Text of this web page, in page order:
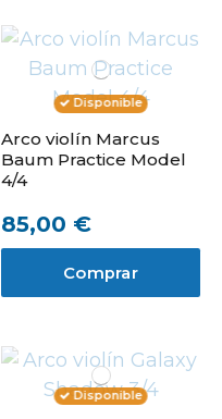
Disponible
Arco violín Marcus
Baum Practice Model
4/4
85,00 €
Comprar
Disponible